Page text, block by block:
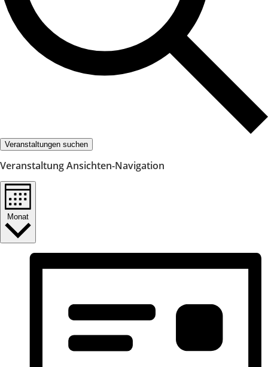
Veranstaltungen suchen
Veranstaltung Ansichten-Navigation
Monat